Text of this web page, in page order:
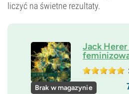
liczyć na świetne rezultaty.
Jack
Rodzice
Skunk 1 x Northern
Brak w magazynie